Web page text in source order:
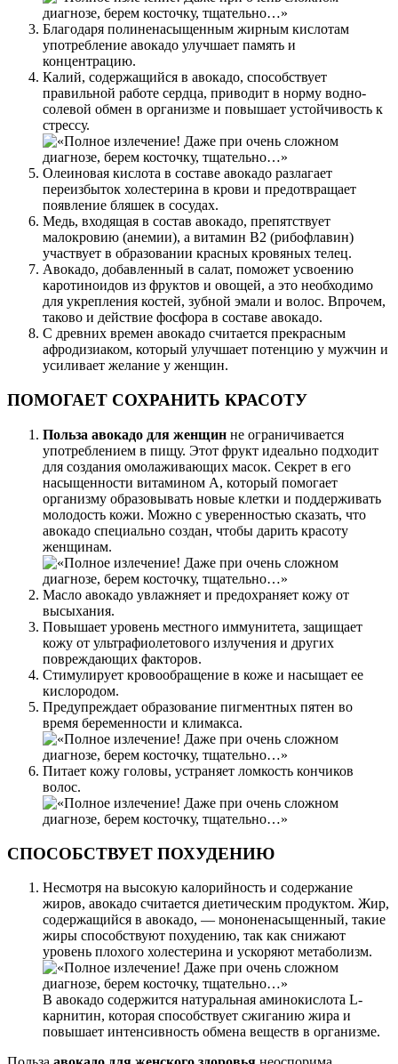
Благодаря полиненасыщенным жирным кислотам
употребление авокадо улучшает память и
концентрацию.
Калий, содержащийся в авокадо, способствует
правильной работе сердца, приводит в норму водно-
солевой обмен в организме и повышает устойчивость к
стрессу.
Олеиновая кислота в составе авокадо разлагает
переизбыток холестерина в крови и предотвращает
появление бляшек в сосудах.
Медь, входящая в состав авокадо, препятствует
малокровию (анемии), а витамин В2 (рибофлавин)
участвует в образовании красных кровяных телец.
Авокадо, добавленный в салат, поможет усвоению
каротиноидов из фруктов и овощей, а это необходимо
для укрепления костей, зубной эмали и волос. Впрочем,
таково и действие фосфора в составе авокадо.
С древних времен авокадо считается прекрасным
афродизиаком, который улучшает потенцию у мужчин и
усиливает желание у женщин.
ПОМОГАЕТ СОХРАНИТЬ КРАСОТУ
Польза авокадо для женщин не ограничивается
употреблением в пищу. Этот фрукт идеально подходит
для создания омолаживающих масок. Секрет в его
насыщенности витамином А, который помогает
организму образовывать новые клетки и поддерживать
молодость кожи. Можно с уверенностью сказать, что
авокадо специально создан, чтобы дарить красоту
женщинам.
Масло авокадо увлажняет и предохраняет кожу от
высыхания.
Повышает уровень местного иммунитета, защищает
кожу от ультрафиолетового излучения и других
повреждающих факторов.
Стимулирует кровообращение в коже и насыщает ее
кислородом.
Предупреждает образование пигментных пятен во
время беременности и климакса.
Питает кожу головы, устраняет ломкость кончиков
волос.
СПОСОБСТВУЕТ ПОХУДЕНИЮ
Несмотря на высокую калорийность и содержание
жиров, авокадо считается диетическим продуктом. Жир,
содержащийся в авокадо, — мононенасыщенный, такие
жиры способствуют похудению, так как снижают
уровень плохого холестерина и ускоряют метаболизм.
В авокадо содержится натуральная аминокислота L-
карнитин, которая способствует сжиганию жира и
повышает интенсивность обмена веществ в организме.